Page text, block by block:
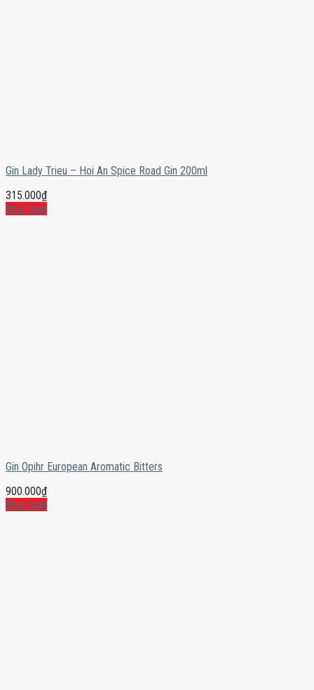
Gin Lady Trieu – Hoi An Spice Road Gin 200ml
315.000₫
Mua ngay
Gin Opihr European Aromatic Bitters
900.000₫
Mua ngay